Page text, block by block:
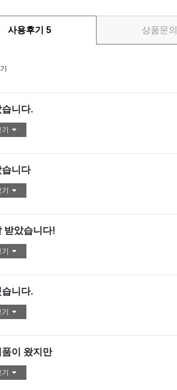
사용후기5 상품문의
니다.
습니다
받았습니다!
습니다.
품이 왔지만